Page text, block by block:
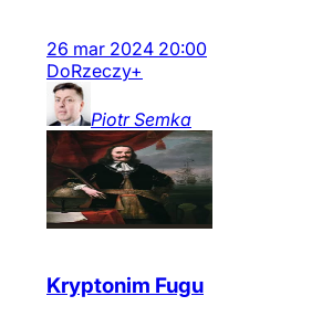
26 mar 2024 20:00
DoRzeczy+
Piotr Semka
Kryptonim Fugu